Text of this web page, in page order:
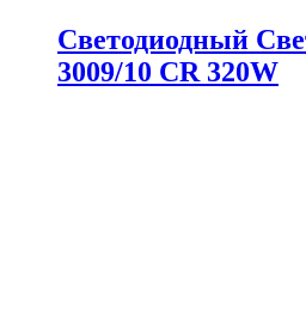
Светодиодный
3009/10 CR 320W